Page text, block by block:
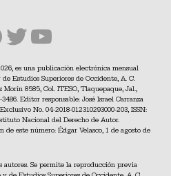
Twitter
YouTube
es una publicación electrónica mensual
Estudios Superiores de Occidente, A. C.
8585, Col. ITESO, Tlaquepaque, Jal.,
Editor responsable: José Israel Carranza
No. 04-2018-012310293000-203, ISSN:
Nacional del Derecho de Autor.
de este número: Édgar Velasco, 1 de agosto de
autores. Se permite la reproducción previa